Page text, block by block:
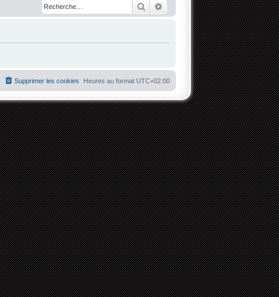
RechercherRecherche avancée
Heures au format UTC+02:00
Supprimer les cookies